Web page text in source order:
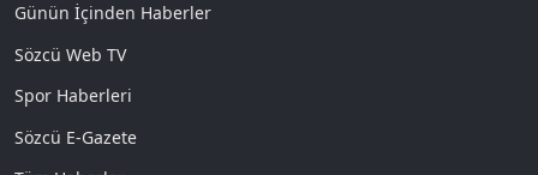
Günün İçinden Haberler
Sözcü Web TV
Spor Haberleri
Sözcü E-Gazete